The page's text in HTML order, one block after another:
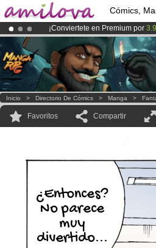
Cómics,
¡Conviertete en Premium por
¡El Kickstarter Amilova está
¡Ya tenemos 100000miembros
Inicio > Directorio De Cómics > Manga >
Favoritos Compartir
¿Entonces?
No parece
muy
divertido...